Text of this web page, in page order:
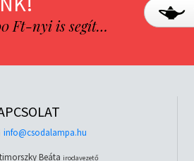
Ft-nyi is segít…
info@csodalampa.hu
Beáta irodavezető